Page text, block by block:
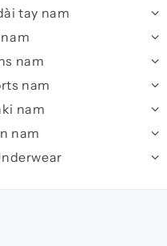
tay nam
nam
nam
nam
nam